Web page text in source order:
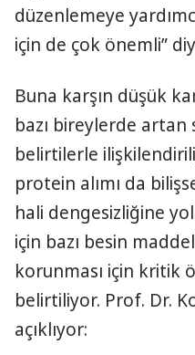
düzenlemeye
için de çok önemli”
Buna karşın düşük
bazı bireylerde
belirtilerle
protein alımı da
hali dengesizliğine
için bazı besin
korunması için kritik
belirtiliyor. Prof. Dr.
açıklıyor: